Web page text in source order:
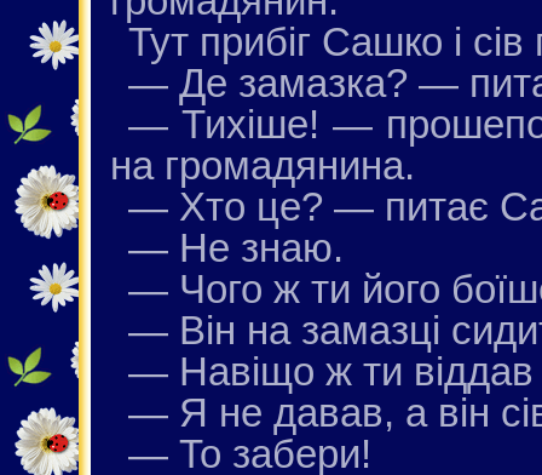
Тут прибіг Сашко і
— Де замазка? —
— Тихіше! —
на громадянина.
— Хто це? — питає
— Не знаю.
— Чого ж ти його
— Він на замазці
— Навіщо ж ти
— Я не давав, а він
— То забери!